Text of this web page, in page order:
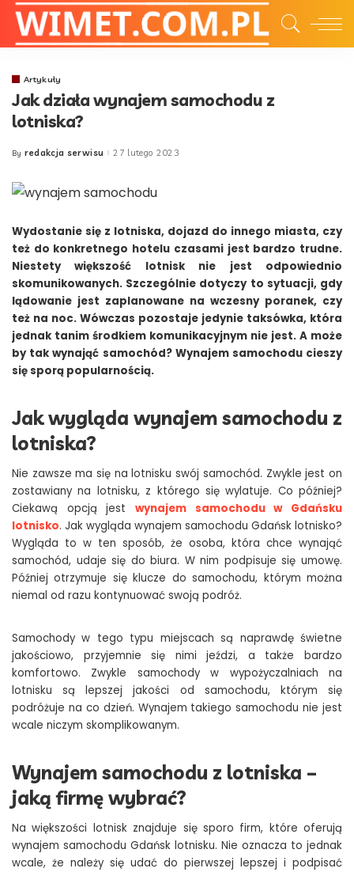
Artykuły
Jak działa wynajem samochodu z
lotniska?
Posted
By redakcja serwisu 27 lutego 2023
Wydostanie się z lotniska, dojazd do innego miasta, czy
też do konkretnego hotelu czasami jest bardzo trudne.
Niestety większość lotnisk nie jest odpowiednio
skomunikowanych. Szczególnie dotyczy to sytuacji, gdy
lądowanie jest zaplanowane na wczesny poranek, czy
też na noc. Wówczas pozostaje jedynie taksówka, która
jednak tanim środkiem komunikacyjnym nie jest. A może
by tak wynająć samochód? Wynajem samochodu cieszy
się sporą popularnością.
Jak wygląda wynajem samochodu z
lotniska?
Nie zawsze ma się na lotnisku swój samochód. Zwykle jest on
zostawiany na lotnisku, z którego się wylatuje. Co później?
Ciekawą opcją jest wynajem samochodu w Gdańsku
lotnisko. Jak wygląda wynajem samochodu Gdańsk lotnisko?
Wygląda to w ten sposób, że osoba, która chce wynająć
samochód, udaje się do biura. W nim podpisuje się umowę.
Później otrzymuje się klucze do samochodu, którym można
niemal od razu kontynuować swoją podróż.
Samochody w tego typu miejscach są naprawdę świetne
jakościowo, przyjemnie się nimi jeździ, a także bardzo
komfortowo. Zwykle samochody w wypożyczalniach na
lotnisku są lepszej jakości od samochodu, którym się
podróżuje na co dzień. Wynajem takiego samochodu nie jest
wcale niczym skomplikowanym.
Wynajem samochodu z lotniska –
jaką firmę wybrać?
Na większości lotnisk znajduje się sporo firm, które oferują
wynajem samochodu Gdańsk lotnisku. Nie oznacza to jednak
wcale, że należy się udać do pierwszej lepszej i podpisać